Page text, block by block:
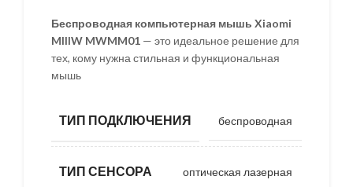
Беспроводная компьютерная мышь Xiaomi
MIIIW MWMM01 — это идеальное решение для
тех, кому нужна стильная и функциональная
мышь
ТИП ПОДКЛЮЧЕНИЯ беспроводная
ТИП СЕНСОРА оптическая лазерная